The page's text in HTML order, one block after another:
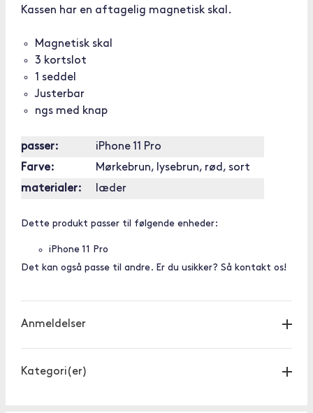
Kassen har en aftagelig magnetisk skal.
Magnetisk skal
3 kortslot
1 seddel
Justerbar
ngs med knap
passer:
iPhone 11 Pro
Farve:
Mørkebrun, lysebrun, rød, sort
materialer:
læder
Dette produkt passer til følgende enheder:
iPhone 11 Pro
Det kan også passe til andre. Er du usikker? Så kontakt os!
Anmeldelser
Kategori(er)